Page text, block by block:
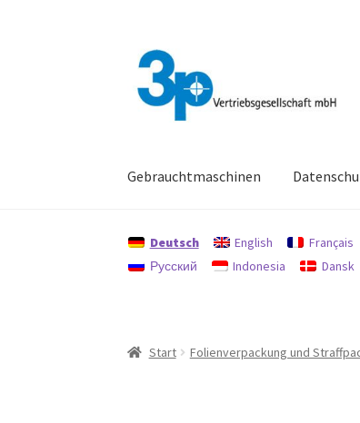
Navigation
springen
Zum
Inhalt
springen
Gebrauchtmaschinen
Deutsch English Français
Русский
Indonesia Dansk
Start Folienverpackung und